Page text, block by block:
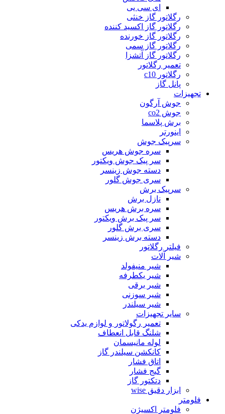
ای سی یی
رگلاتور گاز خنثی
رگلاتور گاز اکسید کننده
رگلاتور گاز خورنده
رگلاتور گاز سمی
رگلاتور گاز آتشزا
تعمیر رگلاتور
رگلاتور c10
پانل گاز
تجهیزات
جوش آرگون
جوش co2
برش پلاسما
اینورتر
سرپیک جوش
سره جوش هریس
سر پیک جوش ویکتور
دسته جوش زینسر
سری جوش گلور
سرپیک برش
نازل برش
سره برش هریس
سر پیک برش ویکتور
سری برش گلور
دسته برش زینسر
فیلتر رگلاتور
شیر آلات
شیر منیفولد
شیر یکطرفه
شیر برقی
شیر سوزنی
شیر سیلندر
سایر تجهیزات
تعمیر رگولاتور و لوازم یدکی
شلنگ قابل انعطاف
لوله مانیسمان
کانکشن سیلندر گاز
اتاق فشار
گیج فشار
دتکتور گاز
ابزار دقیق wise
فلومتر
فلومتر اکسیژن